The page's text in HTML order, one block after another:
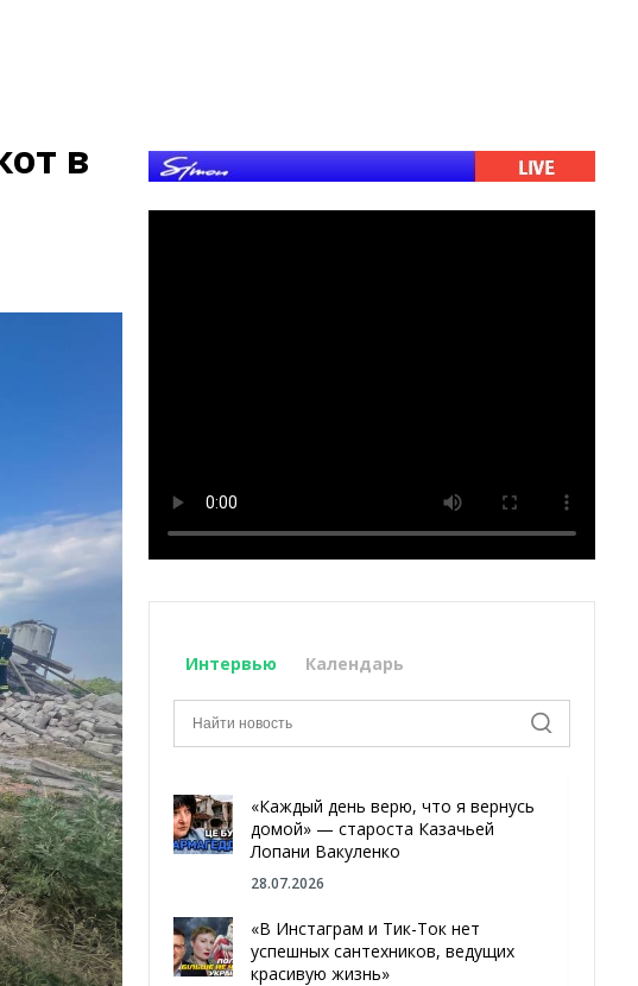
в
Интервью Календарь
«Каждый день верю, что я вернусь
домой» — староста Казачьей
Лопани Вакуленко
28.07.2026
«В Инстаграм и Тик-Ток нет
успешных сантехников, ведущих
красивую жизнь»